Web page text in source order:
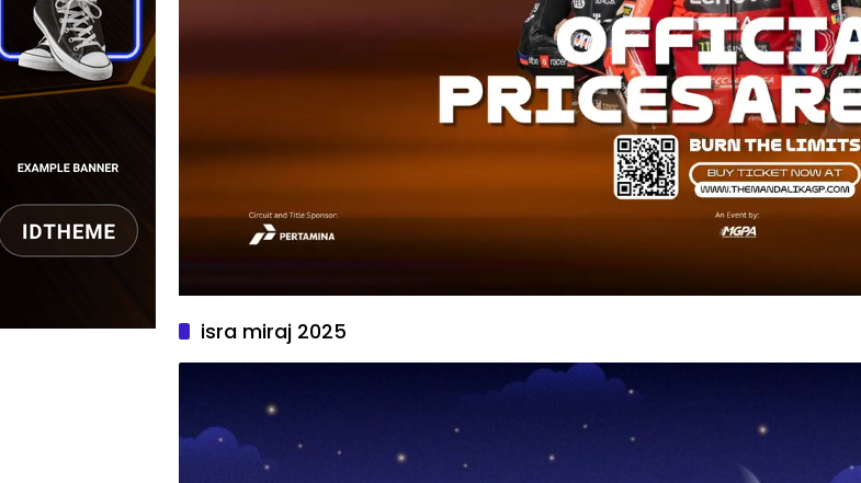
isra miraj 2025